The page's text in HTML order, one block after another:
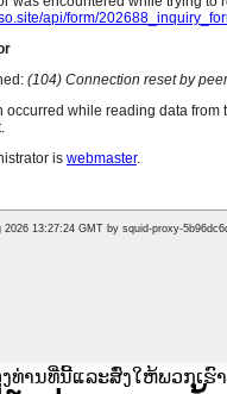
ທ່ານທີ່ນີ້ແລະສົ່ງໃຫ້ພວກເຮົາ